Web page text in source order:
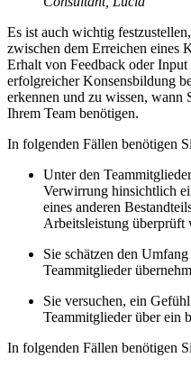
Es ist auch wichtig
zwischen dem Erreichen eines
Erhalt von Feedback oder
erfolgreicher Konsensbildung
erkennen und zu wissen, wann
Ihrem Team benötigen.
In folgenden Fällen benötigen
Unter den
Verwirrung hinsichtlich
eines anderen
Arbeitsleistung überprüft
Sie schätzen den
Teammitglieder
Sie versuchen, ein
Teammitglieder über ein
In folgenden Fällen benötigen